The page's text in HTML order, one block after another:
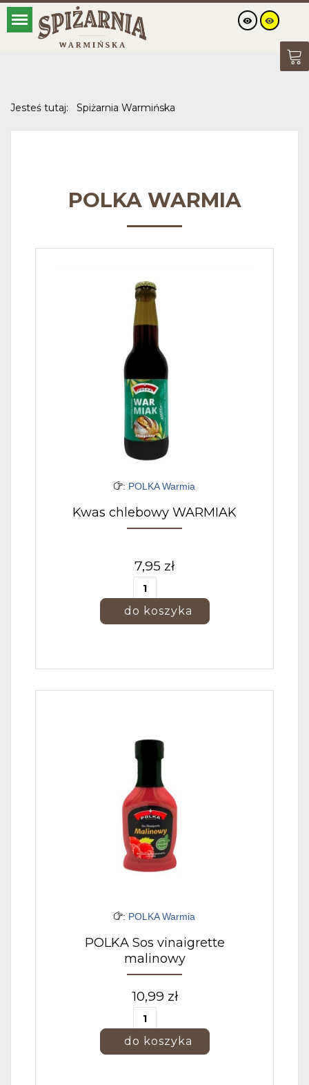
Jesteś tutaj: Spiżarnia Warmińska
POLKA WARMIA
: POLKA Warmia
Kwas chlebowy WARMIAK
7,95 zł
: POLKA Warmia
POLKA Sos vinaigrette
malinowy
10,99 zł